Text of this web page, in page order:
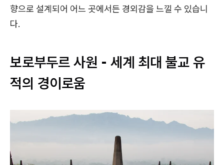
향으로 설계되어 어느 곳에서든 경외감을 느낄 수 있습니
다.
보로부두르 사원 - 세계 최대 불교 유
적의 경이로움